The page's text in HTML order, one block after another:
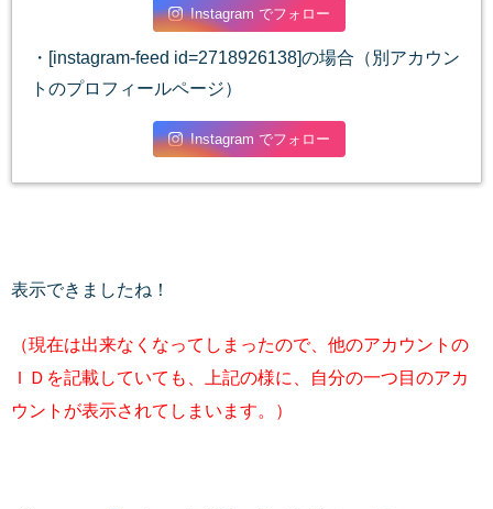
Instagram でフォロー
・[instagram-feed id=2718926138]の場合（別アカウン
トのプロフィールページ）
Instagram でフォロー
表示できましたね！
（現在は出来なくなってしまったので、他のアカウントの
ＩＤを記載していても、上記の様に、自分の一つ目のアカ
ウントが表示されてしまいます。）